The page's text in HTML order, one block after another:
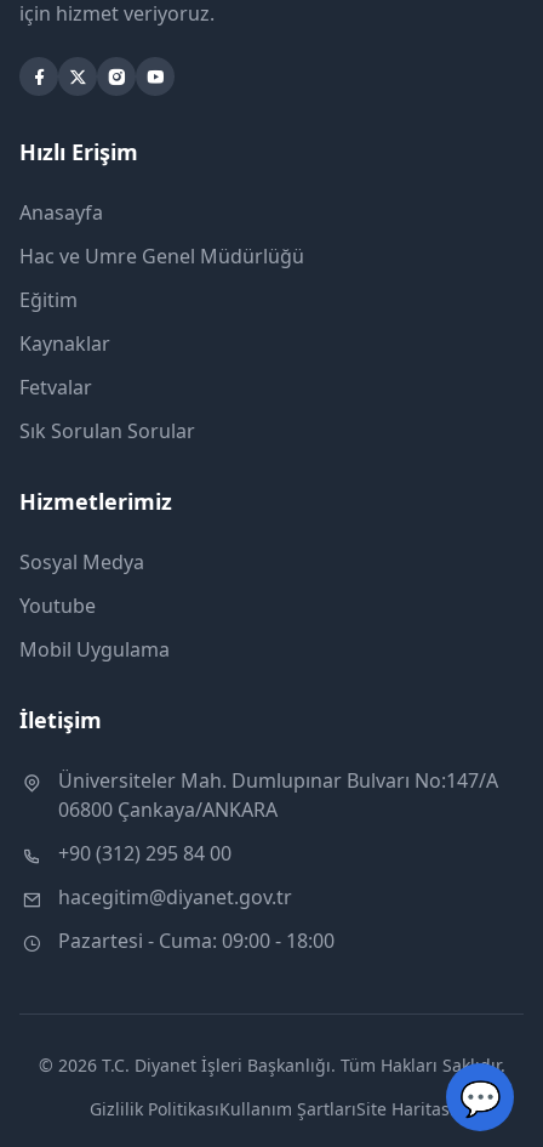
için hizmet veriyoruz.
Hızlı Erişim
Anasayfa
Hac ve Umre Genel Müdürlüğü
Eğitim
Kaynaklar
Fetvalar
Sık Sorulan Sorular
Hizmetlerimiz
Sosyal Medya
Youtube
Mobil Uygulama
İletişim
Üniversiteler Mah. Dumlupınar Bulvarı No:147/A
06800 Çankaya/ANKARA
+90 (312) 295 84 00
hacegitim@diyanet.gov.tr
Pazartesi - Cuma: 09:00 - 18:00
© 2026 T.C. Diyanet İşleri Başkanlığı. Tüm Hakları Saklıdır.
Gizlilik PolitikasıKullanım ŞartlarıSite Haritası 💬